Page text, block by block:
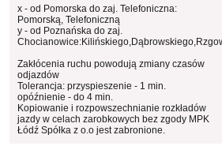
x - od Pomorska do zaj. Telefoniczna:
Pomorską, Telefoniczną
y - od Poznańska do zaj.
Zakłócenia ruchu powodują zmiany czasów
odjazdów
Tolerancja: przyspieszenie - 1 min.
opóźnienie - do 4 min.
Kopiowanie i rozpowszechnianie rozkładów
jazdy w celach zarobkowych bez zgody MPK
Łódź Spółka z o.o jest zabronione.